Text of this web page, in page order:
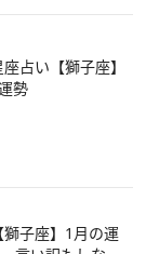
占い【獅子座】
勢
子座】1月の運